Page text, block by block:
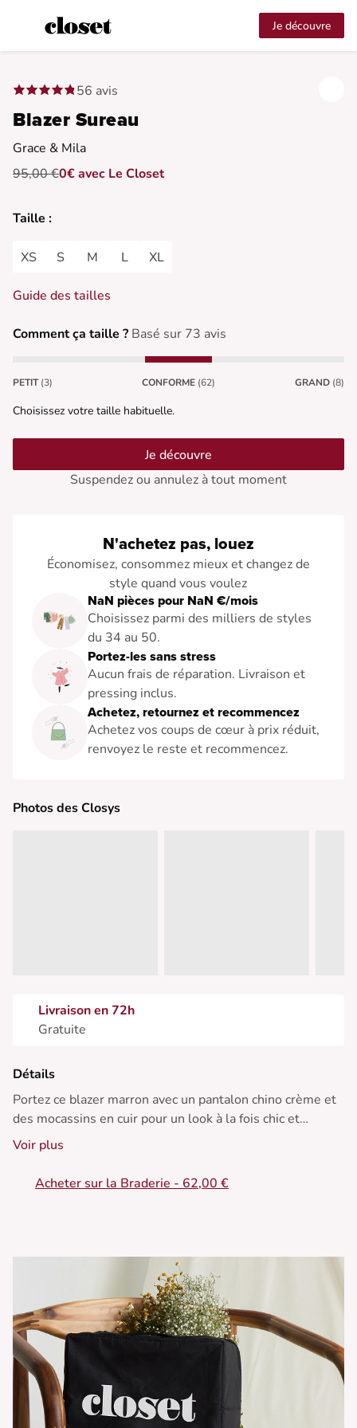
Je découvre
56 avis
Blazer Sureau
Grace & Mila
95,00 €0€ avec Le Closet
Taille :
XS S M L XL
Guide des tailles
Comment ça taille ? Basé sur 73 avis
PETIT (3) CONFORME (62) GRAND (8)
Choisissez votre taille habituelle.
Je découvre
Suspendez ou annulez à tout moment
N'achetez pas, louez
Économisez, consommez mieux et changez de
style quand vous voulez
NaN pièces pour NaN €/mois
Choisissez parmi des milliers de styles
du 34 au 50.
Portez-les sans stress
Aucun frais de réparation. Livraison et
pressing inclus.
Achetez, retournez et recommencez
Achetez vos coups de cœur à prix réduit,
renvoyez le reste et recommencez.
Photos des Closys
Livraison en 72h
Gratuite
Détails
Portez ce blazer marron avec un pantalon chino crème et
des mocassins en cuir pour un look à la fois chic et
décontracté. Idéal en toutes saisons!
• Blazer à double boutonnage
• Poches à rabat
Voir plus
Acheter sur la Braderie - 62,00 €